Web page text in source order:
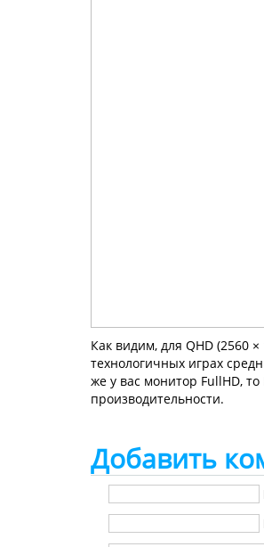
Как видим, для QHD (2560
технологичных играх
же у вас монитор FullHD,
производительности.
Добавить